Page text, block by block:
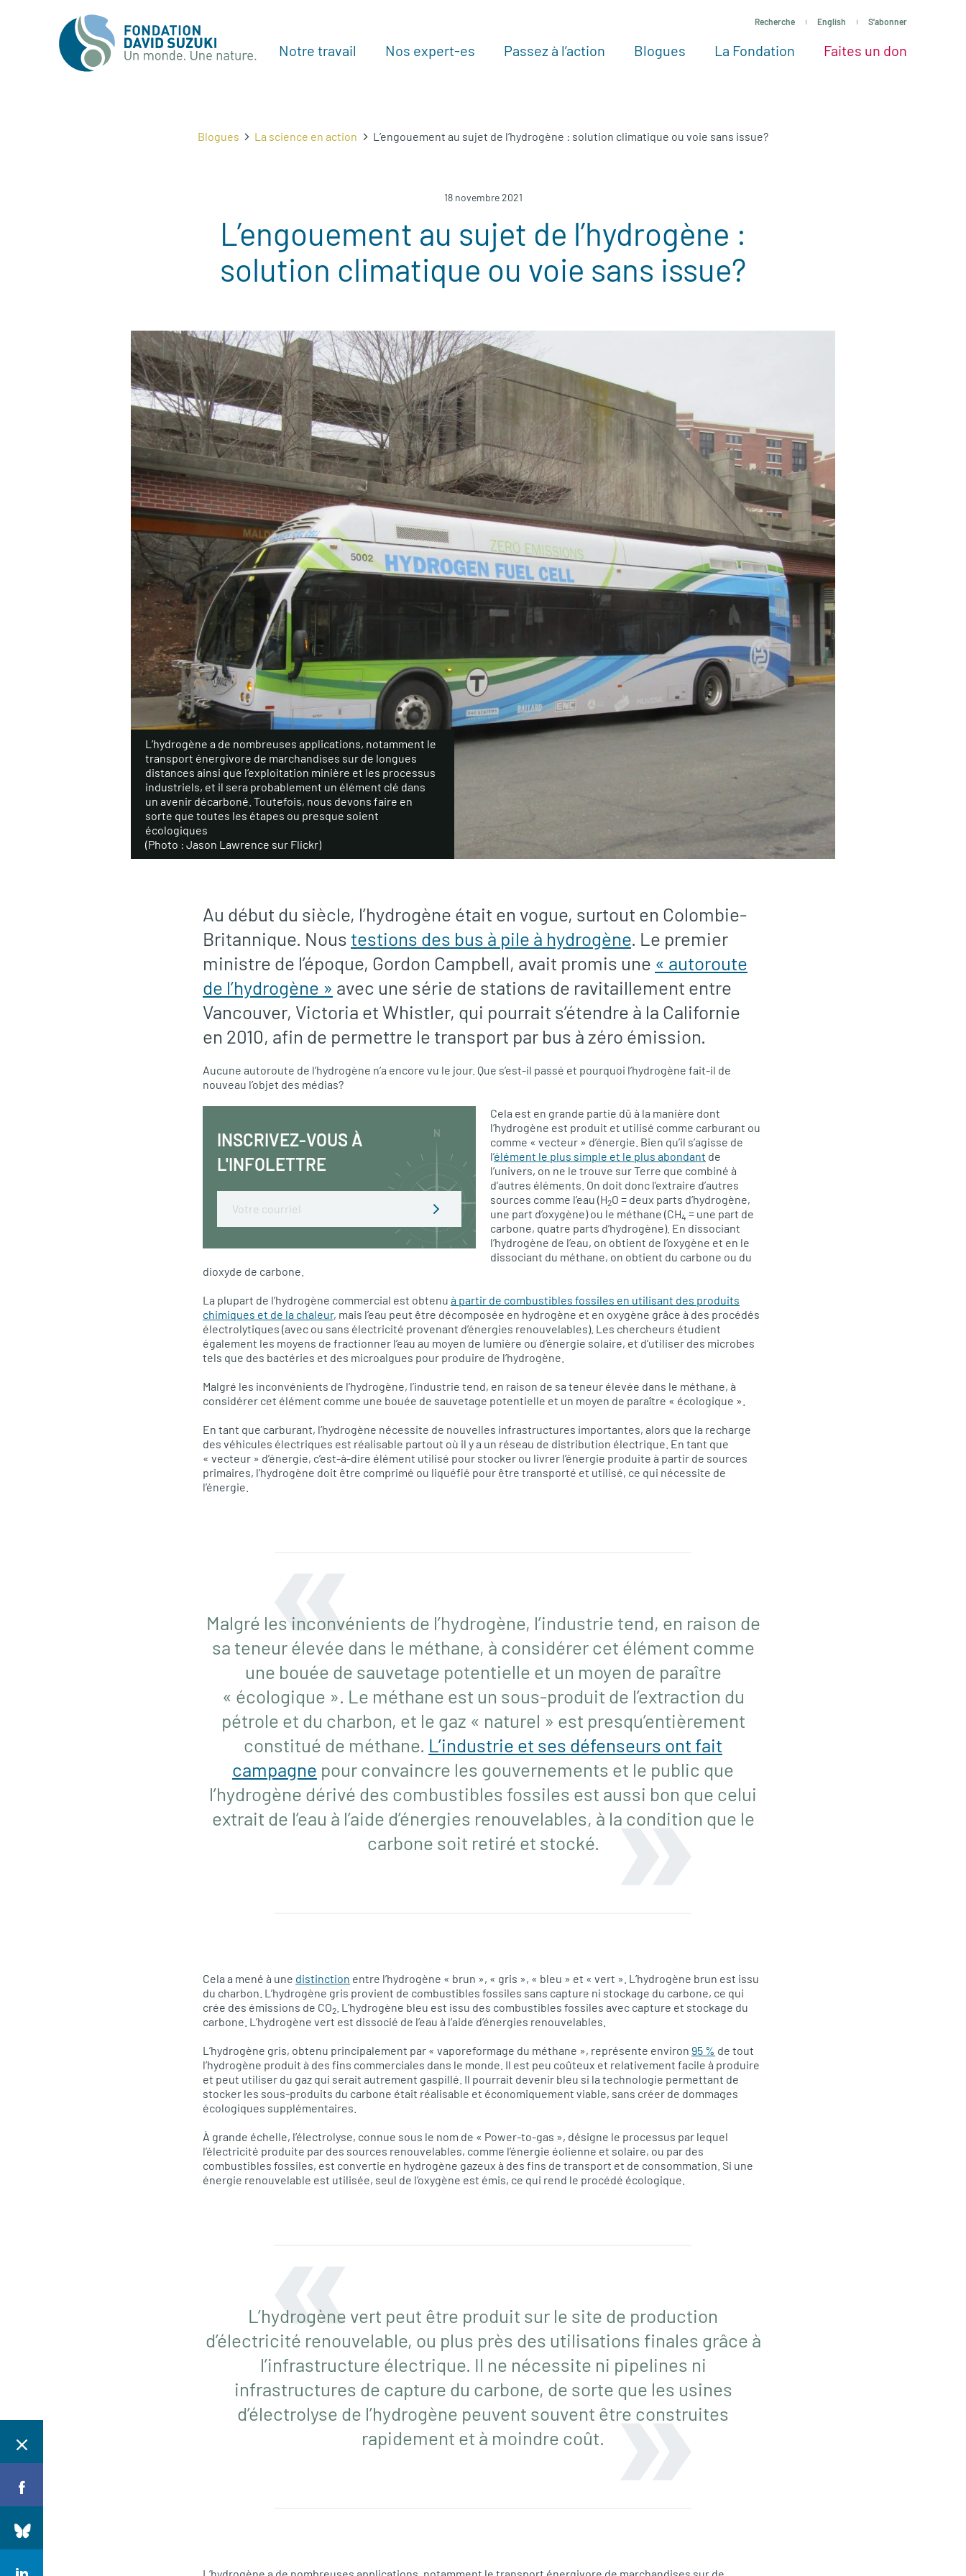
Recherche English S'abonner
Notre travail Voir tous les projets
Nos expert-es Nos Experts
Passez à l’action Passez à l’action
Blogues La FondationLa Fondation
Faites un don
Autres façons de faire un don
Blogues La science en action L’engouement au sujet de l’hydrogène : solution climatique ou voie sans issue?
18 novembre 2021
L’engouement au sujet de l’hydrogène :
solution climatique ou voie sans issue?
L’hydrogène a de nombreuses applications, notamment le
transport énergivore de marchandises sur de longues
distances ainsi que l’exploitation minière et les processus
industriels, et il sera probablement un élément clé dans
un avenir décarboné. Toutefois, nous devons faire en
sorte que toutes les étapes ou presque soient
écologiques
(Photo : Jason Lawrence sur Flickr)
Au début du siècle, l’hydrogène était en vogue, surtout en Colombie-
Britannique. Nous testions des bus à pile à hydrogène. Le premier
ministre de l’époque, Gordon Campbell, avait promis une « autoroute
de l’hydrogène » avec une série de stations de ravitaillement entre
Vancouver, Victoria et Whistler, qui pourrait s’étendre à la Californie
en 2010, afin de permettre le transport par bus à zéro émission.
Aucune autoroute de l’hydrogène n’a encore vu le jour. Que s’est-il passé et pourquoi l’hydrogène fait-il de
nouveau l’objet des médias?
INSCRIVEZ-VOUS À
L'INFOLETTRE
Email
Cela est en grande partie dû à la manière dont
l’hydrogène est produit et utilisé comme carburant ou
comme « vecteur » d’énergie. Bien qu’il s’agisse de
l’élément le plus simple et le plus abondant de
l’univers, on ne le trouve sur Terre que combiné à
d’autres éléments. On doit donc l’extraire d’autres
sources comme l’eau (H2O = deux parts d’hydrogène,
une part d’oxygène) ou le méthane (CH4 = une part de
carbone, quatre parts d’hydrogène). En dissociant
l’hydrogène de l’eau, on obtient de l’oxygène et en le
dissociant du méthane, on obtient du carbone ou du
dioxyde de carbone.
La plupart de l’hydrogène commercial est obtenu à partir de combustibles fossiles en utilisant des produits
chimiques et de la chaleur, mais l’eau peut être décomposée en hydrogène et en oxygène grâce à des procédés
électrolytiques (avec ou sans électricité provenant d’énergies renouvelables). Les chercheurs étudient
également les moyens de fractionner l’eau au moyen de lumière ou d’énergie solaire, et d’utiliser des microbes
tels que des bactéries et des microalgues pour produire de l’hydrogène.
Malgré les inconvénients de l’hydrogène, l’industrie tend, en raison de sa teneur élevée dans le méthane, à
considérer cet élément comme une bouée de sauvetage potentielle et un moyen de paraître « écologique ».
En tant que carburant, l’hydrogène nécessite de nouvelles infrastructures importantes, alors que la recharge
des véhicules électriques est réalisable partout où il y a un réseau de distribution électrique. En tant que
« vecteur » d’énergie, c’est-à-dire élément utilisé pour stocker ou livrer l’énergie produite à partir de sources
primaires, l’hydrogène doit être comprimé ou liquéfié pour être transporté et utilisé, ce qui nécessite de
l’énergie.
Malgré les inconvénients de l’hydrogène, l’industrie tend, en raison de
sa teneur élevée dans le méthane, à considérer cet élément comme
une bouée de sauvetage potentielle et un moyen de paraître
« écologique ». Le méthane est un sous-produit de l’extraction du
pétrole et du charbon, et le gaz « naturel » est presqu’entièrement
constitué de méthane. L’industrie et ses défenseurs ont fait
campagne pour convaincre les gouvernements et le public que
l’hydrogène dérivé des combustibles fossiles est aussi bon que celui
extrait de l’eau à l’aide d’énergies renouvelables, à la condition que le
carbone soit retiré et stocké.
Cela a mené à une distinction entre l’hydrogène « brun », « gris », « bleu » et « vert ». L’hydrogène brun est issu
du charbon. L’hydrogène gris provient de combustibles fossiles sans capture ni stockage du carbone, ce qui
crée des émissions de CO2 . L’hydrogène bleu est issu des combustibles fossiles avec capture et stockage du
carbone. L’hydrogène vert est dissocié de l’eau à l’aide d’énergies renouvelables.
L’hydrogène gris, obtenu principalement par « vaporeformage du méthane », représente environ 95 % de tout
l’hydrogène produit à des fins commerciales dans le monde. Il est peu coûteux et relativement facile à produire
et peut utiliser du gaz qui serait autrement gaspillé. Il pourrait devenir bleu si la technologie permettant de
stocker les sous-produits du carbone était réalisable et économiquement viable, sans créer de dommages
écologiques supplémentaires.
À grande échelle, l’électrolyse, connue sous le nom de « Power-to-gas », désigne le processus par lequel
l’électricité produite par des sources renouvelables, comme l’énergie éolienne et solaire, ou par des
combustibles fossiles, est convertie en hydrogène gazeux à des fins de transport et de consommation. Si une
énergie renouvelable est utilisée, seul de l’oxygène est émis, ce qui rend le procédé écologique.
L’hydrogène vert peut être produit sur le site de production
d’électricité renouvelable, ou plus près des utilisations finales grâce à
l’infrastructure électrique. Il ne nécessite ni pipelines ni
infrastructures de capture du carbone, de sorte que les usines
d’électrolyse de l’hydrogène peuvent souvent être construites
rapidement et à moindre coût.